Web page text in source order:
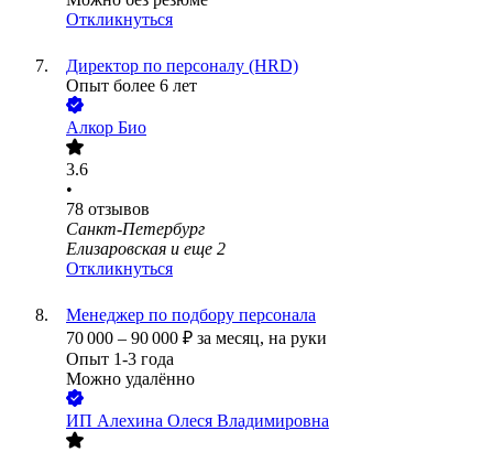
Откликнуться
Директор по персоналу (HRD)
Опыт более 6 лет
Алкор Био
3.6
•
78 отзывов
Санкт-Петербург
Елизаровская и еще 2
Откликнуться
Менеджер по подбору персонала
70 000 – 90 000 ₽ за месяц, на руки
Опыт 1-3 года
Можно удалённо
ИП Алехина Олеся Владимировна